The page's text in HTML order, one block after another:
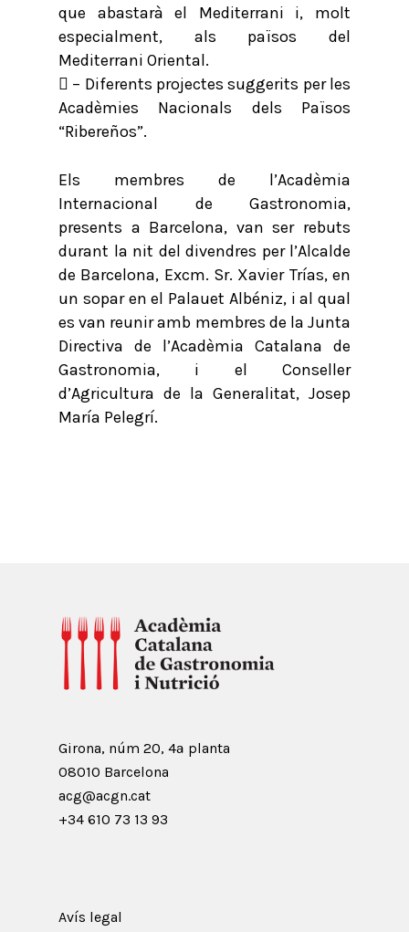
que abastarà el Mediterrani i, molt
especialment, als països del
Mediterrani Oriental.
 – Diferents projectes suggerits per les
Acadèmies Nacionals dels Països
“Ribereños”.
Els membres de l’Acadèmia
Internacional de Gastronomia,
presents a Barcelona, van ser rebuts
durant la nit del divendres per l’Alcalde
de Barcelona, Excm. Sr. Xavier Trías, en
un sopar en el Palauet Albéniz, i al qual
es van reunir amb membres de la Junta
Directiva de l’Acadèmia Catalana de
Gastronomia, i el Conseller
d’Agricultura de la Generalitat, Josep
María Pelegrí.
Girona, núm 20, 4ª planta
08010 Barcelona
acg@acgn.cat
+34 610 73 13 93
Avís legal